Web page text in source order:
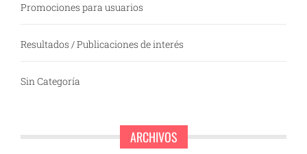
Promociones para usuarios
Resultados / Publicaciones de interés
Sin Categoría
ARCHIVOS